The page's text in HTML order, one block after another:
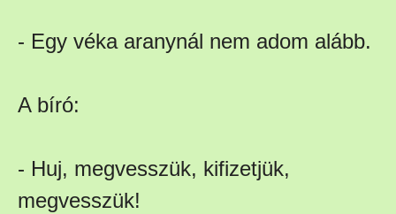
- Egy véka aranynál nem adom alább.
A bíró:
- Huj, megvesszük, kifizetjük,
megvesszük!